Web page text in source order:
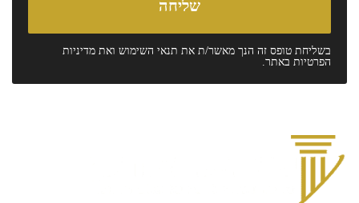
בשליחת טופס זה הנך מאשר/ת את תנאי השימוש ואת מדיניות
הפרטיות באתר.